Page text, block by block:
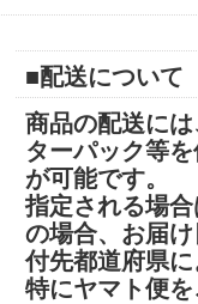
■配送について
商品の配送に
ターパック等
が可能です。
指定される場
の場合、お届
付先都道府県
特にヤマト便